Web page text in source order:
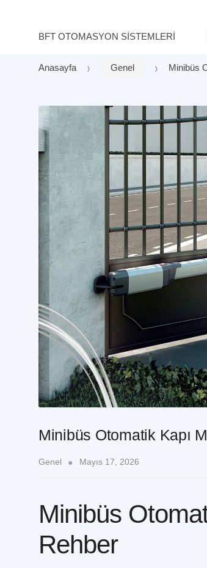
BFT OTOMASYON SISTEMLERI
Anasayfa Genel Minibüs
Minibüs Otomatik Kapı
Genel Mayıs 17, 2026
Minibüs
Rehber